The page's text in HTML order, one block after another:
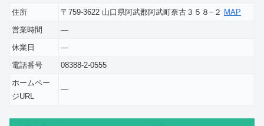
住所 〒759-3622 山口県阿武郡阿武町奈古３５８−２ MAP
営業時間
―
休業日
―
電話番号
08388-2-0555
ホームペー
ジURL
―